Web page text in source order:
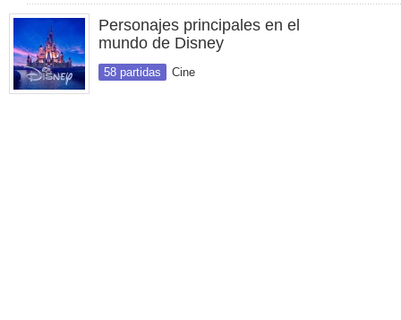
Personajes principales en el
mundo de Disney
58 partidas Cine